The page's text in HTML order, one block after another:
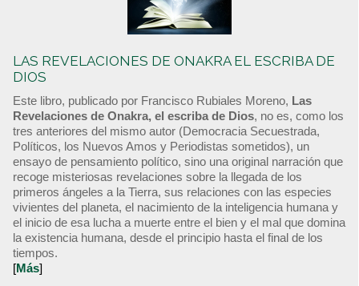
LAS REVELACIONES DE ONAKRA EL ESCRIBA DE
DIOS
Este libro, publicado por Francisco Rubiales Moreno, Las
Revelaciones de Onakra, el escriba de Dios, no es, como los
tres anteriores del mismo autor (Democracia Secuestrada,
Políticos, los Nuevos Amos y Periodistas sometidos), un
ensayo de pensamiento político, sino una original narración que
recoge misteriosas revelaciones sobre la llegada de los
primeros ángeles a la Tierra, sus relaciones con las especies
vivientes del planeta, el nacimiento de la inteligencia humana y
el inicio de esa lucha a muerte entre el bien y el mal que domina
la existencia humana, desde el principio hasta el final de los
tiempos.
[Más]